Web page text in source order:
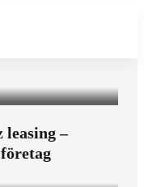
leasing –